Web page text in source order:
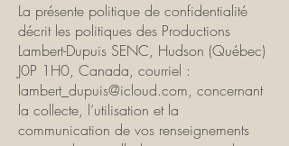
La présente politique de confidentialité
décrit les politiques des Productions
Lambert-Dupuis SENC, Hudson (Québec)
J0P 1H0, Canada, courriel :
lambert_dupuis@icloud.com, concernant
la collecte, l’utilisation et la
communication de vos renseignements